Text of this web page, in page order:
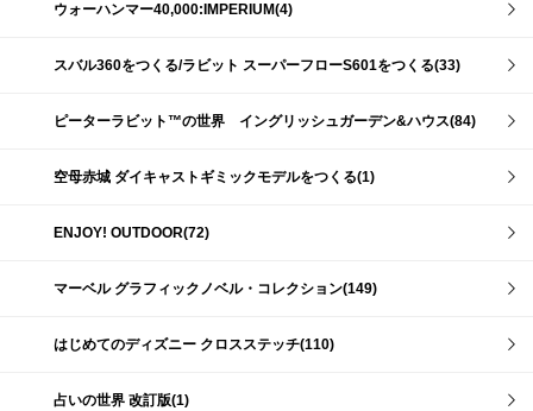
ウォーハンマー40,000:IMPERIUM(4)
スバル360をつくる/ラビット スーパーフローS601をつくる(33)
ピーターラビット™の世界 イングリッシュガーデン&ハウス(84)
空母赤城 ダイキャストギミックモデルをつくる(1)
ENJOY! OUTDOOR(72)
マーベル グラフィックノベル・コレクション(149)
はじめてのディズニー クロスステッチ(110)
占いの世界 改訂版(1)